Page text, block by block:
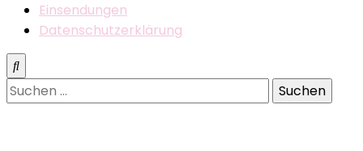
Einsendungen
Datenschutzerklärung
Suchen
nach: